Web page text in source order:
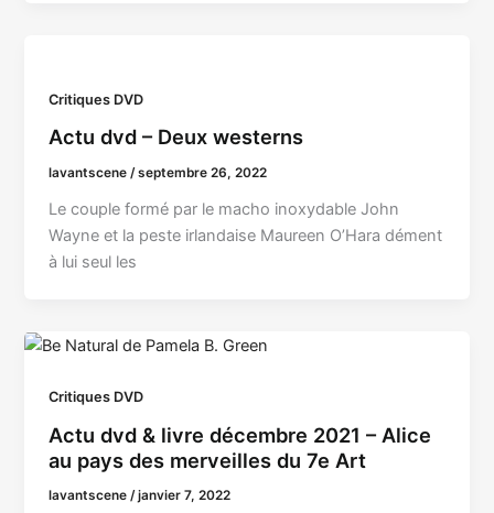
Critiques DVD
Actu dvd – Deux westerns
lavantscene/septembre 26, 2022
Le couple formé par le macho inoxydable John
Wayne et la peste irlandaise Maureen O’Hara dément
à lui seul les
Critiques DVD
Actu dvd & livre décembre 2021 – Alice
au pays des merveilles du 7e Art
lavantscene/janvier 7, 2022